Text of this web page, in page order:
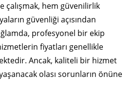
çalışmak, hem güvenilirlik
güvenliği açısından
profesyonel bir ekip
fiyatları genellikle
Ancak, kaliteli bir hizmet
olası sorunların önüne